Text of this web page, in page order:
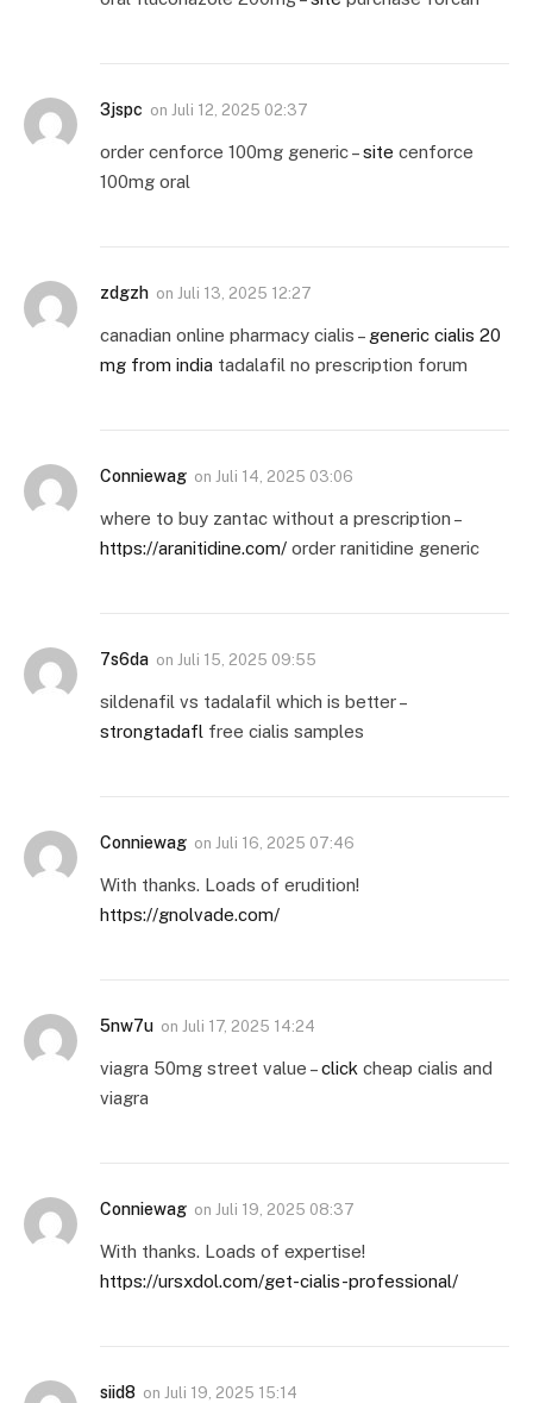
3jspc on Juli 12, 2025 02:37
order cenforce 100mg generic –site cenforce
100mg oral
zdgzh on Juli 13, 2025 12:27
canadian online pharmacy cialis – generic cialis 20
mg from india tadalafil no prescription forum
Conniewag on Juli 14, 2025 03:06
where to buy zantac without a prescription –
https://aranitidine.com/ order ranitidine generic
7s6da on Juli 15, 2025 09:55
sildenafil vs tadalafil which is better –
strongtadafl free cialis samples
Conniewag on Juli 16, 2025 07:46
With thanks. Loads of erudition!
https://gnolvade.com/
5nw7u on Juli 17, 2025 14:24
viagra 50mg street value –click cheap cialis and
viagra
Conniewag on Juli 19, 2025 08:37
With thanks. Loads of expertise!
https://ursxdol.com/get-cialis-professional/
siid8 on Juli 19, 2025 15:14